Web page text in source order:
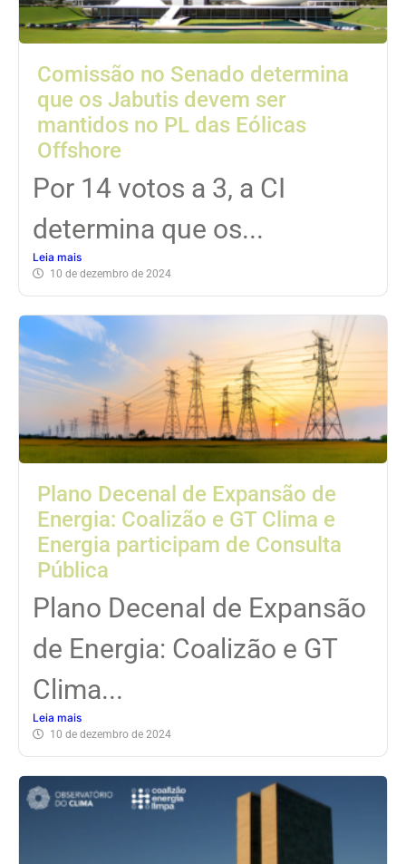
Comissão no Senado determina
que os Jabutis devem ser
mantidos no PL das Eólicas
Offshore
Por 14 votos a 3, a CI
determina que os...
Leia mais
10 de dezembro de 2024
Plano Decenal de Expansão de
Energia: Coalizão e GT Clima e
Energia participam de Consulta
Pública
Plano Decenal de Expansão
de Energia: Coalizão e GT
Clima...
Leia mais
10 de dezembro de 2024